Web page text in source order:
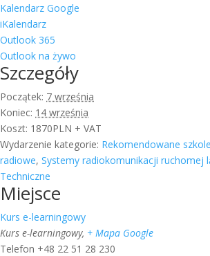
Kalendarz Google
iKalendarz
Outlook 365
Outlook na żywo
Szczegóły
Początek: 7 września
Koniec: 14 września
Koszt: 1870PLN + VAT
Wydarzenie kategorie: Rekomendowane
radiowe, Systemy radiokomunikacji ruchomej
Techniczne
Miejsce
Kurs e-learningowy
Kurs e-learningowy, + Mapa Google
Telefon +48 22 51 28 230